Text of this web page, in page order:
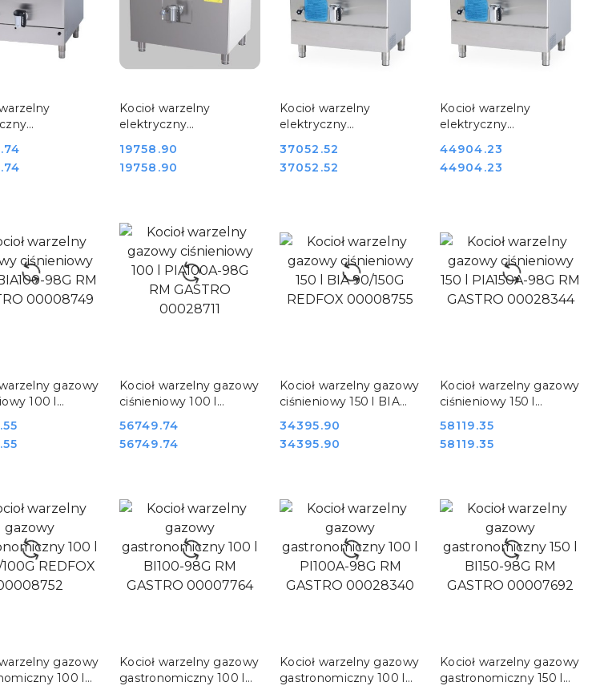
ET RM
00007670
DO KOSZYKA
Kocioł warzelny
elektryczny
70/80 50E REDFOX
00028572
Cena:
19758.90
Cena:
19758.90
DO KOSZYKA
Kocioł warzelny
elektryczny
wolnostojący 50 l RM
GASTRO 00000980
Cena:
37052.52
Cena:
37052.52
DO KOSZYKA
Kocioł warzelny
elektryczny
wolnostojący 50 l RM
GASTRO 00028300
Cena:
44904.23
Cena:
44904.23
DO KOSZYKA
gazowy
100 l
00008749
DO KOSZYKA
Kocioł warzelny gazowy
ciśnieniowy 100 l
GASTRO 00028711
Cena:
56749.74
Cena:
56749.74
DO KOSZYKA
Kocioł warzelny gazowy
ciśnieniowy 150 l BIA
00008755
Cena:
34395.90
Cena:
34395.90
DO KOSZYKA
Kocioł warzelny gazowy
ciśnieniowy 150 l
GASTRO 00028344
Cena:
58119.35
Cena:
58119.35
DO KOSZYKA
gazowy
100 l
DO KOSZYKA
Kocioł warzelny gazowy
gastronomiczny 100 l
DO KOSZYKA
Kocioł warzelny gazowy
gastronomiczny 100 l
DO KOSZYKA
Kocioł warzelny gazowy
gastronomiczny 150 l
DO KOSZYKA